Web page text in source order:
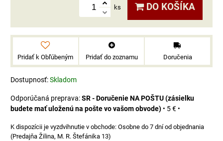
ks DO KOŠÍKA
Pridať k Obľúbeným Pridať do zoznamu Doručenia
Dostupnosť:Skladom
SR - Doručenie NA POŠTU (zásielku
budete mať uloženú na pošte vo vašom obvode) • 5 € •
Osobne do 7 dní od objednania
(Predajňa Žilina, M. R. Štefánika 13)